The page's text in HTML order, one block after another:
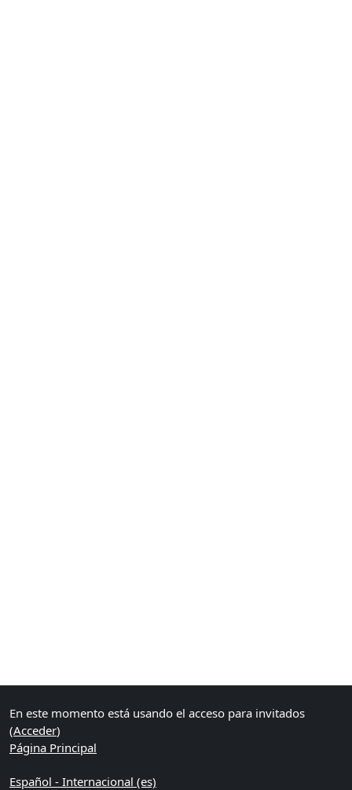
En este momento está usando el acceso para invitados
(Acceder)
Página Principal
Español - Internacional ‎(es)‎